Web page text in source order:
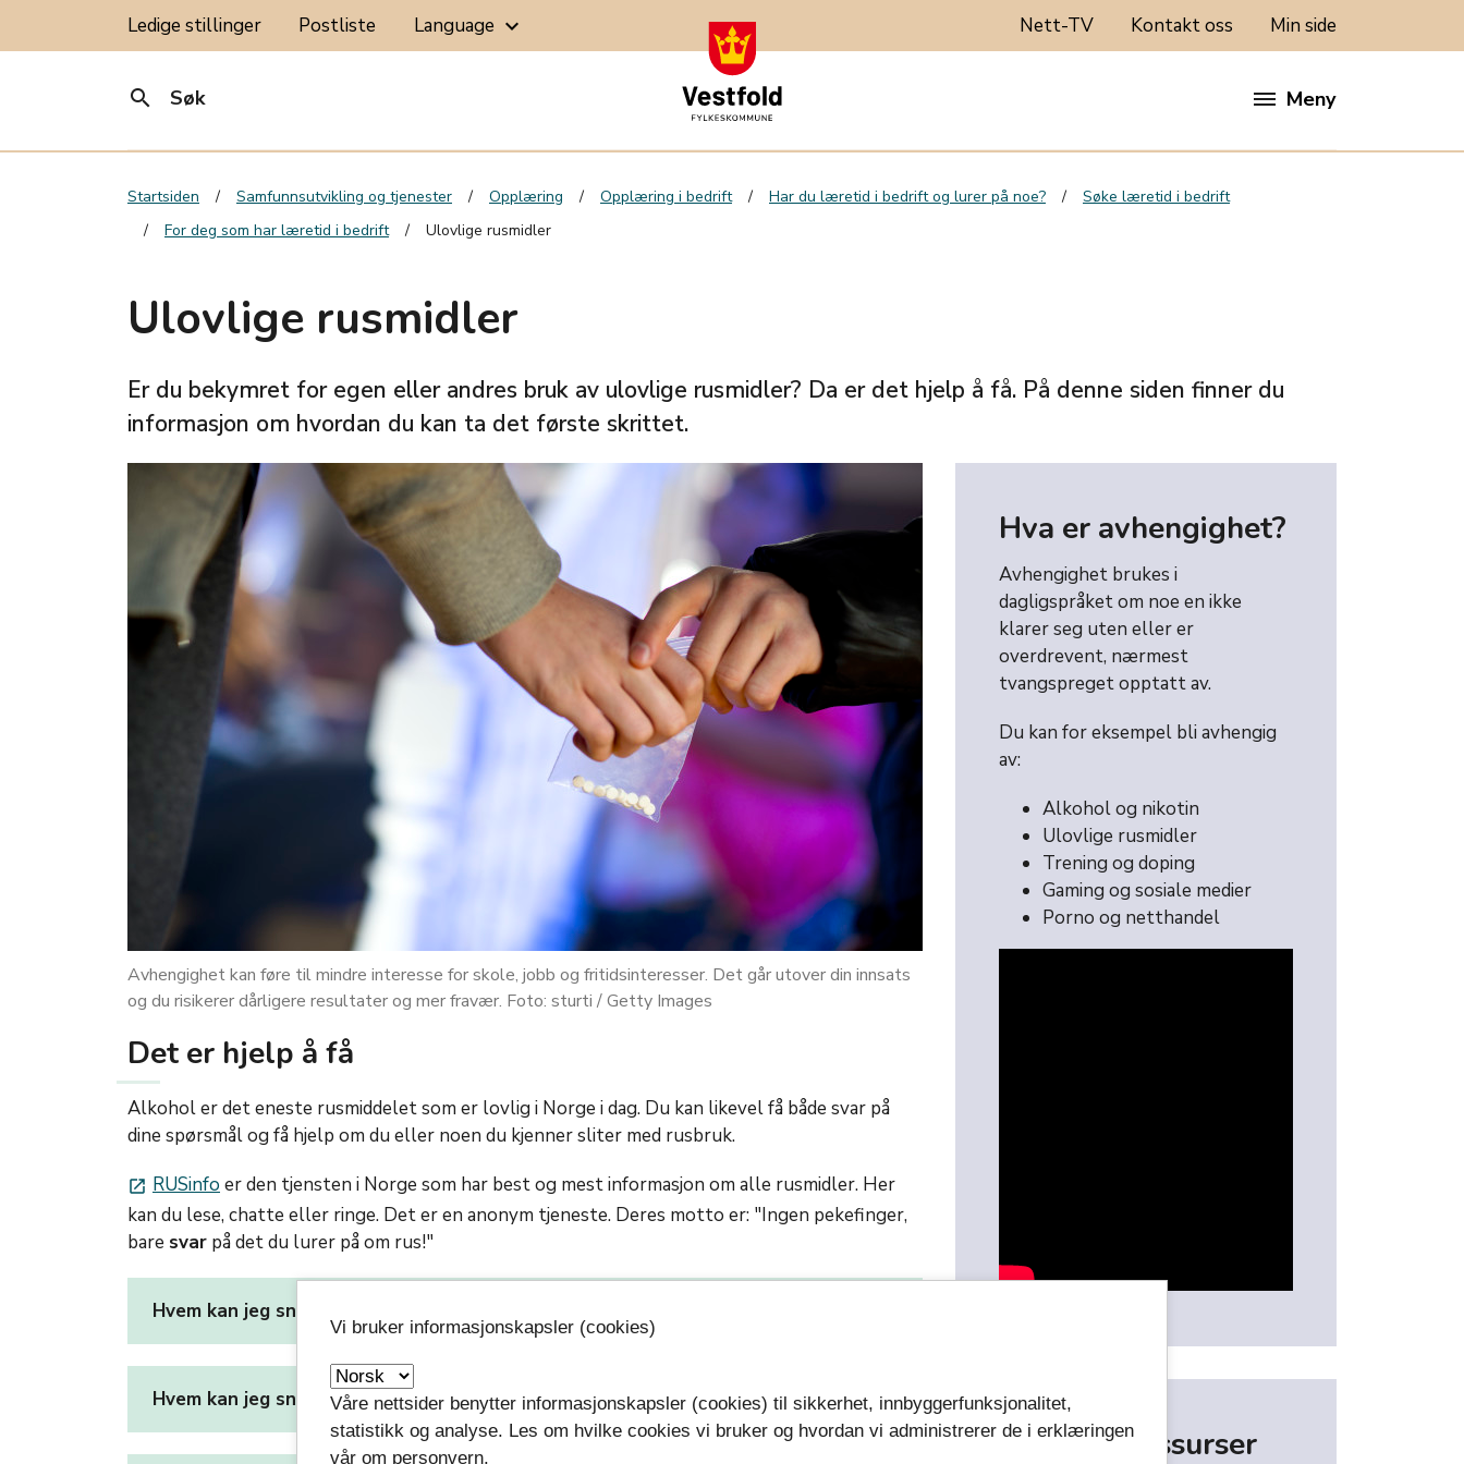
Ledige stillinger Postliste Language keyboard_arrow_down Nett-TV Kontakt oss Min side
search Søk Meny
Startsiden Samfunnsutvikling og tjenester Opplæring Opplæring i bedrift Har du læretid i bedrift og lurer på noe?
Søke læretid i bedrift
For deg som har læretid i bedrift
Ulovlige rusmidler
Ulovlige rusmidler
Er du bekymret for egen eller andres bruk av ulovlige rusmidler? Da er det hjelp å få. På denne siden finner du
informasjon om hvordan du kan ta det første skrittet.
Avhengighet kan føre til mindre interesse for skole, jobb og fritidsinteresser. Det går utover din innsats
og du risikerer dårligere resultater og mer fravær. Foto: sturti / Getty Images
Det er hjelp å få
Alkohol er det eneste rusmiddelet som er lovlig i Norge i dag. Du kan likevel få både svar på
dine spørsmål og få hjelp om du eller noen du kjenner sliter med rusbruk.
launch RUSinfo er den tjensten i Norge som har best og mest informasjon om alle rusmidler. Her
kan du lese, chatte eller ringe. Det er en anonym tjeneste. Deres motto er: "Ingen pekefinger,
bare svar på det du lurer på om rus!"
Hvem kan jeg snakke med på skolen om ulovlige rusmidler?
Hvem kan jeg snakke med utenfor skolen om ulovlige rusmidler? expand_more
Hva er avhengighet?
Avhengighet brukes i
dagligspråket om noe en ikke
klarer seg uten eller er
overdrevent, nærmest
tvangspreget opptatt av.
Du kan for eksempel bli avhengig
av:
Alkohol og nikotin
Ulovlige rusmidler
Trening og doping
Gaming og sosiale medier
Porno og netthandel
Eksterne ressurser
Vi bruker informasjonskapsler (cookies)
Våre nettsider benytter informasjonskapsler (cookies) til sikkerhet, innbyggerfunksjonalitet,
statistikk og analyse. Les om hvilke cookies vi bruker og hvordan vi administrerer de i erklæringen
vår om personvern.